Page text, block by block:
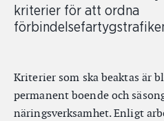
kriterier för att ordna
Kriterier som ska beaktas är
permanent boende och
näringsverksamhet. Enligt